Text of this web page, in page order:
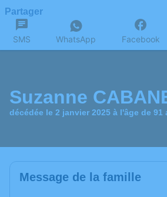
Partager
SMS WhatsApp Facebook
Suzanne
décédée le 2 janvier 2025 à l'âge de 91
Message de la famille